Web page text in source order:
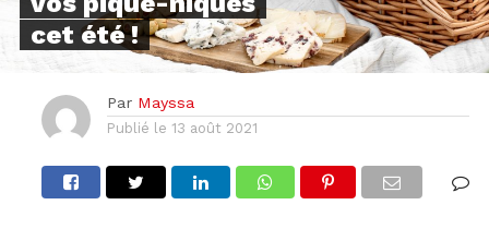
cet été !
Par Mayssa
Publié le 13 août 2021